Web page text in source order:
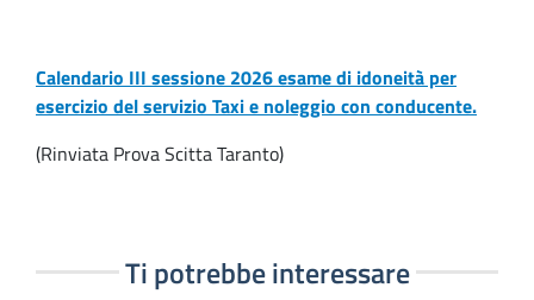
Calendario III sessione 2026 esame di idoneità per
esercizio del servizio Taxi e noleggio con conducente.
(Rinviata Prova Scitta Taranto)
Ti potrebbe interessare